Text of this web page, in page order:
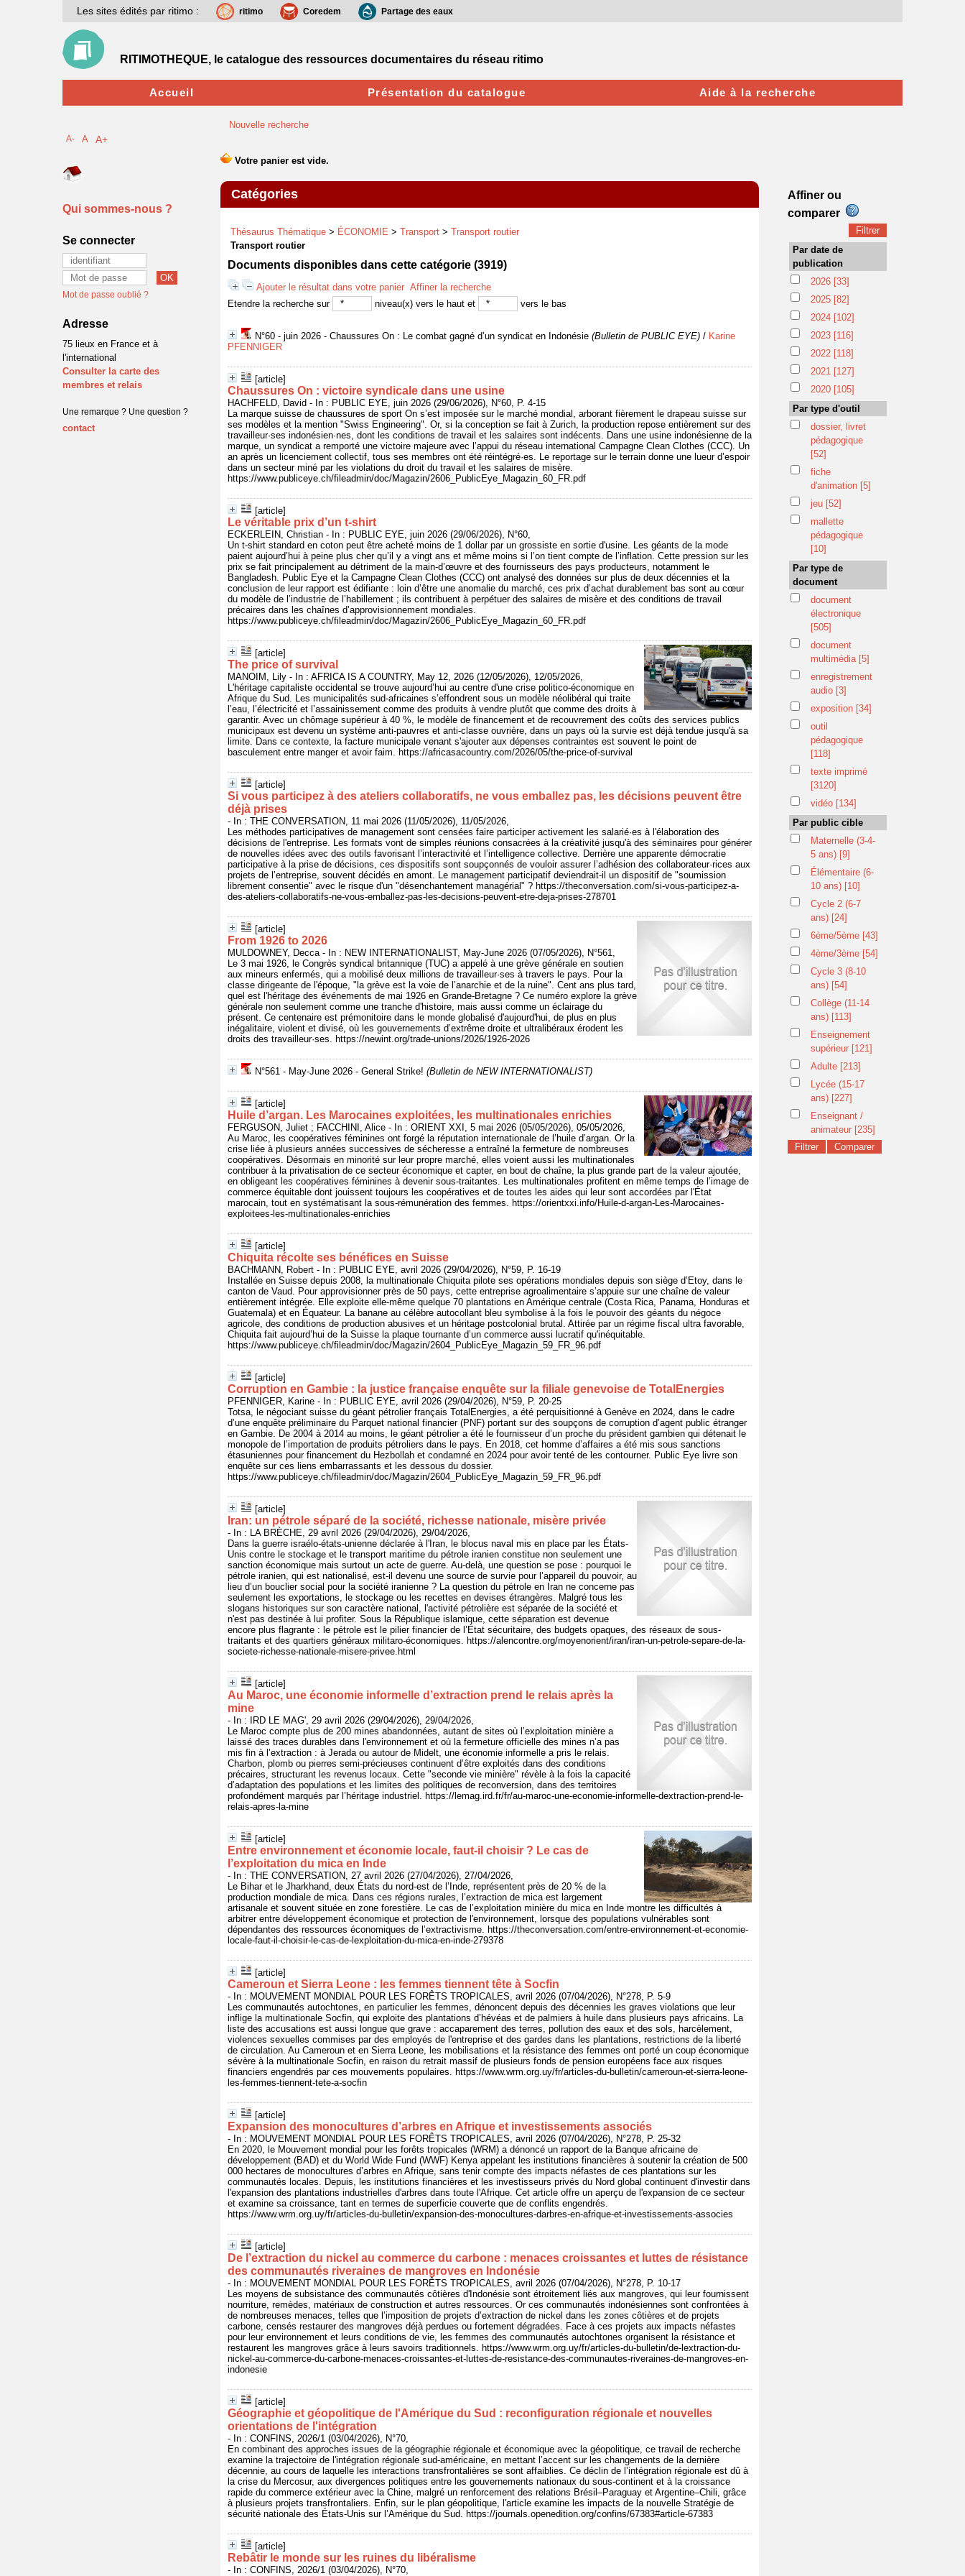
Nouvelle recherche
Catégories
Thésaurus Thématique > ÉCONOMIE > Transport > Transport routier
Transport routier
Documents disponibles dans cette catégorie (3919)
Ajouter le résultat dans votre panier Affiner la recherche
Etendre la recherche sur
niveau(x) vers le haut et vers le bas
N°60 - juin 2026 - Chaussures On : Le combat gagné d’un syndicat en Indonésie (Bulletin de PUBLIC EYE) / Karine
PFENNIGER
[article]
Chaussures On : victoire syndicale dans une usine
HACHFELD, David - In : PUBLIC EYE, juin 2026 (29/06/2026), N°60, P. 4-15
La marque suisse de chaussures de sport On s’est imposée sur le marché mondial, arborant fièrement le drapeau suisse sur
ses modèles et la mention "Swiss Engineering". Or, si la conception se fait à Zurich, la production repose entièrement sur des
travailleur·ses indonésien·nes, dont les conditions de travail et les salaires sont indécents. Dans une usine indonésienne de la
marque, un syndicat a remporté une victoire majeure avec l’appui du réseau international Campagne Clean Clothes (CCC). Un
an après un licenciement collectif, tous ses membres ont été réintégré·es. Le reportage sur le terrain donne une lueur d’espoir
dans un secteur miné par les violations du droit du travail et les salaires de misère.
https://www.publiceye.ch/fileadmin/doc/Magazin/2606_PublicEye_Magazin_60_FR.pdf
[article]
Le véritable prix d’un t-shirt
ECKERLEIN, Christian - In : PUBLIC EYE, juin 2026 (29/06/2026), N°60,
Un t-shirt standard en coton peut être acheté moins de 1 dollar par un grossiste en sortie d'usine. Les géants de la mode
paient aujourd’hui à peine plus cher qu’il y a vingt ans et même moins si l’on tient compte de l’inflation. Cette pression sur les
prix se fait principalement au détriment de la main-d’œuvre et des fournisseurs des pays producteurs, notamment le
Bangladesh. Public Eye et la Campagne Clean Clothes (CCC) ont analysé des données sur plus de deux décennies et la
conclusion de leur rapport est édifiante : loin d’être une anomalie du marché, ces prix d’achat durablement bas sont au cœur
du modèle de l’industrie de l’habillement ; ils contribuent à perpétuer des salaires de misère et des conditions de travail
précaires dans les chaînes d’approvisionnement mondiales.
https://www.publiceye.ch/fileadmin/doc/Magazin/2606_PublicEye_Magazin_60_FR.pdf
[article]
The price of survival
MANOIM, Lily - In : AFRICA IS A COUNTRY, May 12, 2026 (12/05/2026), 12/05/2026,
L'héritage capitaliste occidental se trouve aujourd’hui au centre d'une crise politico-économique en
Afrique du Sud. Les municipalités sud-africaines s’effondrent sous un modèle néolibéral qui traite
l’eau, l’électricité et l’assainissement comme des produits à vendre plutôt que comme des droits à
garantir. Avec un chômage supérieur à 40 %, le modèle de financement et de recouvrement des coûts des services publics
municipaux est devenu un système anti-pauvres et anti-classe ouvrière, dans un pays où la survie est déjà tendue jusqu'à sa
limite. Dans ce contexte, la facture municipale venant s'ajouter aux dépenses contraintes est souvent le point de
basculement entre manger et avoir faim. https://africasacountry.com/2026/05/the-price-of-survival
[article]
Si vous participez à des ateliers collaboratifs, ne vous emballez pas, les décisions peuvent être
déjà prises
- In : THE CONVERSATION, 11 mai 2026 (11/05/2026), 11/05/2026,
Les méthodes participatives de management sont censées faire participer activement les salarié·es à l'élaboration des
décisions de l'entreprise. Les formats vont de simples réunions consacrées à la créativité jusqu'à des séminaires pour générer
de nouvelles idées avec des outils favorisant l’interactivité et l’intelligence collective. Derrière une apparente démocratie
participative à la prise de décisions, ces dispositifs sont soupçonnés de vouloir assurer l’adhésion des collaborateur·rices aux
projets de l’entreprise, souvent décidés en amont. Le management participatif deviendrait-il un dispositif de "soumission
librement consentie" avec le risque d'un "désenchantement managérial" ? https://theconversation.com/si-vous-participez-a-
des-ateliers-collaboratifs-ne-vous-emballez-pas-les-decisions-peuvent-etre-deja-prises-278701
[article]
From 1926 to 2026
MULDOWNEY, Decca - In : NEW INTERNATIONALIST, May-June 2026 (07/05/2026), N°561,
Le 3 mai 1926, le Congrès syndical britannique (TUC) a appelé à une grève générale en soutien
aux mineurs enfermés, qui a mobilisé deux millions de travailleur·ses à travers le pays. Pour la
classe dirigeante de l'époque, "la grève est la voie de l’anarchie et de la ruine". Cent ans plus tard,
quel est l'héritage des événements de mai 1926 en Grande-Bretagne ? Ce numéro explore la grève
générale non seulement comme une tranche d'histoire, mais aussi comme un éclairage du
présent. Ce centenaire est prémonitoire dans le monde globalisé d'aujourd'hui, de plus en plus
inégalitaire, violent et divisé, où les gouvernements d’extrême droite et ultralibéraux érodent les
droits des travailleur·ses. https://newint.org/trade-unions/2026/1926-2026
N°561 - May-June 2026 - General Strike! (Bulletin de NEW INTERNATIONALIST)
[article]
Huile d’argan. Les Marocaines exploitées, les multinationales enrichies
FERGUSON, Juliet ; FACCHINI, Alice - In : ORIENT XXI, 5 mai 2026 (05/05/2026), 05/05/2026,
Au Maroc, les coopératives féminines ont forgé la réputation internationale de l’huile d’argan. Or la
crise liée à plusieurs années successives de sécheresse a entraîné la fermeture de nombreuses
coopératives. Désormais en minorité sur leur propre marché, elles voient aussi les multinationales
contribuer à la privatisation de ce secteur économique et capter, en bout de chaîne, la plus grande part de la valeur ajoutée,
en obligeant les coopératives féminines à devenir sous-traitantes. Les multinationales profitent en même temps de l’image de
commerce équitable dont jouissent toujours les coopératives et de toutes les aides qui leur sont accordées par l'État
marocain, tout en systématisant la sous-rémunération des femmes. https://orientxxi.info/Huile-d-argan-Les-Marocaines-
exploitees-les-multinationales-enrichies
[article]
Chiquita récolte ses bénéfices en Suisse
BACHMANN, Robert - In : PUBLIC EYE, avril 2026 (29/04/2026), N°59, P. 16-19
Installée en Suisse depuis 2008, la multinationale Chiquita pilote ses opérations mondiales depuis son siège d’Etoy, dans le
canton de Vaud. Pour approvisionner près de 50 pays, cette entreprise agroalimentaire s’appuie sur une chaîne de valeur
entièrement intégrée. Elle exploite elle-même quelque 70 plantations en Amérique centrale (Costa Rica, Panama, Honduras et
Guatemala) et en Équateur. La banane au célèbre autocollant bleu symbolise à la fois le pouvoir des géants du négoce
agricole, des conditions de production abusives et un héritage postcolonial brutal. Attirée par un régime fiscal ultra favorable,
Chiquita fait aujourd’hui de la Suisse la plaque tournante d’un commerce aussi lucratif qu'inéquitable.
https://www.publiceye.ch/fileadmin/doc/Magazin/2604_PublicEye_Magazin_59_FR_96.pdf
[article]
Corruption en Gambie : la justice française enquête sur la filiale genevoise de TotalEnergies
PFENNIGER, Karine - In : PUBLIC EYE, avril 2026 (29/04/2026), N°59, P. 20-25
Totsa, le négociant suisse du géant pétrolier français TotalEnergies, a été perquisitionné à Genève en 2024, dans le cadre
d’une enquête préliminaire du Parquet national financier (PNF) portant sur des soupçons de corruption d’agent public étranger
en Gambie. De 2004 à 2014 au moins, le géant pétrolier a été le fournisseur d’un proche du président gambien qui détenait le
monopole de l’importation de produits pétroliers dans le pays. En 2018, cet homme d’affaires a été mis sous sanctions
étasuniennes pour financement du Hezbollah et condamné en 2024 pour avoir tenté de les contourner. Public Eye livre son
enquête sur ces liens embarrassants et les dessous du dossier.
https://www.publiceye.ch/fileadmin/doc/Magazin/2604_PublicEye_Magazin_59_FR_96.pdf
[article]
Iran: un pétrole séparé de la société, richesse nationale, misère privée
- In : LA BRÈCHE, 29 avril 2026 (29/04/2026), 29/04/2026,
Dans la guerre israélo-états-unienne déclarée à l'Iran, le blocus naval mis en place par les États-
Unis contre le stockage et le transport maritime du pétrole iranien constitue non seulement une
sanction économique mais surtout un acte de guerre. Au-delà, une question se pose : pourquoi le
pétrole iranien, qui est nationalisé, est-il devenu une source de survie pour l’appareil du pouvoir, au
lieu d’un bouclier social pour la société iranienne ? La question du pétrole en Iran ne concerne pas
seulement les exportations, le stockage ou les recettes en devises étrangères. Malgré tous les
slogans historiques sur son caractère national, l'activité pétrolière est séparée de la société et
n'est pas destinée à lui profiter. Sous la République islamique, cette séparation est devenue
encore plus flagrante : le pétrole est le pilier financier de l’État sécuritaire, des budgets opaques, des réseaux de sous-
traitants et des quartiers généraux militaro-économiques. https://alencontre.org/moyenorient/iran/iran-un-petrole-separe-de-la-
societe-richesse-nationale-misere-privee.html
[article]
Au Maroc, une économie informelle d’extraction prend le relais après la
mine
- In : IRD LE MAG', 29 avril 2026 (29/04/2026), 29/04/2026,
Le Maroc compte plus de 200 mines abandonnées, autant de sites où l’exploitation minière a
laissé des traces durables dans l'environnement et où la fermeture officielle des mines n’a pas
mis fin à l’extraction : à Jerada ou autour de Midelt, une économie informelle a pris le relais.
Charbon, plomb ou pierres semi-précieuses continuent d’être exploités dans des conditions
précaires, structurant les revenus locaux. Cette "seconde vie minière" révèle à la fois la capacité
d’adaptation des populations et les limites des politiques de reconversion, dans des territoires
profondément marqués par l’héritage industriel. https://lemag.ird.fr/fr/au-maroc-une-economie-informelle-dextraction-prend-le-
relais-apres-la-mine
[article]
Entre environnement et économie locale, faut‑il choisir ? Le cas de
l’exploitation du mica en Inde
- In : THE CONVERSATION, 27 avril 2026 (27/04/2026), 27/04/2026,
Le Bihar et le Jharkhand, deux États du nord-est de l’Inde, représentent près de 20 % de la
production mondiale de mica. Dans ces régions rurales, l’extraction de mica est largement
artisanale et souvent située en zone forestière. Le cas de l’exploitation minière du mica en Inde montre les difficultés à
arbitrer entre développement économique et protection de l'environnement, lorsque des populations vulnérables sont
dépendantes des ressources économiques de l’extractivisme. https://theconversation.com/entre-environnement-et-economie-
locale-faut-il-choisir-le-cas-de-lexploitation-du-mica-en-inde-279378
[article]
Cameroun et Sierra Leone : les femmes tiennent tête à Socfin
- In : MOUVEMENT MONDIAL POUR LES FORÊTS TROPICALES, avril 2026 (07/04/2026), N°278, P. 5-9
Les communautés autochtones, en particulier les femmes, dénoncent depuis des décennies les graves violations que leur
inflige la multinationale Socfin, qui exploite des plantations d’hévéas et de palmiers à huile dans plusieurs pays africains. La
liste des accusations est aussi longue que grave : accaparement des terres, pollution des eaux et des sols, harcèlement,
violences sexuelles commises par des employés de l'entreprise et des gardes dans les plantations, restrictions de la liberté
de circulation. Au Cameroun et en Sierra Leone, les mobilisations et la résistance des femmes ont porté un coup économique
sévère à la multinationale Socfin, en raison du retrait massif de plusieurs fonds de pension européens face aux risques
financiers engendrés par ces mouvements populaires. https://www.wrm.org.uy/fr/articles-du-bulletin/cameroun-et-sierra-leone-
les-femmes-tiennent-tete-a-socfin
[article]
Expansion des monocultures d’arbres en Afrique et investissements associés
- In : MOUVEMENT MONDIAL POUR LES FORÊTS TROPICALES, avril 2026 (07/04/2026), N°278, P. 25-32
En 2020, le Mouvement mondial pour les forêts tropicales (WRM) a dénoncé un rapport de la Banque africaine de
développement (BAD) et du World Wide Fund (WWF) Kenya appelant les institutions financières à soutenir la création de 500
000 hectares de monocultures d’arbres en Afrique, sans tenir compte des impacts néfastes de ces plantations sur les
communautés locales. Depuis, les institutions financières et les investisseurs privés du Nord global continuent d'investir dans
l'expansion des plantations industrielles d'arbres dans toute l'Afrique. Cet article offre un aperçu de l'expansion de ce secteur
et examine sa croissance, tant en termes de superficie couverte que de conflits engendrés.
https://www.wrm.org.uy/fr/articles-du-bulletin/expansion-des-monocultures-darbres-en-afrique-et-investissements-associes
[article]
De l’extraction du nickel au commerce du carbone : menaces croissantes et luttes de résistance
des communautés riveraines de mangroves en Indonésie
- In : MOUVEMENT MONDIAL POUR LES FORÊTS TROPICALES, avril 2026 (07/04/2026), N°278, P. 10-17
Les moyens de subsistance des communautés côtières d'Indonésie sont étroitement liés aux mangroves, qui leur fournissent
nourriture, remèdes, matériaux de construction et autres ressources. Or ces communautés indonésiennes sont confrontées à
de nombreuses menaces, telles que l’imposition de projets d’extraction de nickel dans les zones côtières et de projets
carbone, censés restaurer des mangroves déjà perdues ou fortement dégradées. Face à ces projets aux impacts néfastes
pour leur environnement et leurs conditions de vie, les femmes des communautés autochtones organisent la résistance et
restaurent les mangroves grâce à leurs savoirs traditionnels. https://www.wrm.org.uy/fr/articles-du-bulletin/de-lextraction-du-
nickel-au-commerce-du-carbone-menaces-croissantes-et-luttes-de-resistance-des-communautes-riveraines-de-mangroves-en-
indonesie
[article]
Géographie et géopolitique de l'Amérique du Sud : reconfiguration régionale et nouvelles
orientations de l'intégration
- In : CONFINS, 2026/1 (03/04/2026), N°70,
En combinant des approches issues de la géographie régionale et économique avec la géopolitique, ce travail de recherche
examine la trajectoire de l'intégration régionale sud-américaine, en mettant l’accent sur les changements de la dernière
décennie, au cours de laquelle les interactions transfrontalières se sont affaiblies. Ce déclin de l’intégration régionale est dû à
la crise du Mercosur, aux divergences politiques entre les gouvernements nationaux du sous-continent et à la croissance
rapide du commerce extérieur avec la Chine, malgré un renforcement des relations Brésil–Paraguay et Argentine–Chili, grâce
à plusieurs projets transfrontaliers. Enfin, sur le plan géopolitique, l'article examine les impacts de la nouvelle Stratégie de
sécurité nationale des États-Unis sur l’Amérique du Sud. https://journals.openedition.org/confins/67383#article-67383
[article]
Rebâtir le monde sur les ruines du libéralisme
- In : CONFINS, 2026/1 (03/04/2026), N°70,
Les sites édités par ritimo : ritimo Coredem Partage des eaux
RITIMOTHEQUE, le catalogue des ressources documentaires du réseau ritimo
Accueil Présentation du catalogue Aide à la recherche
A- A A+
Qui sommes-nous ?
Se connecter
Mot de passe oublié ?
Adresse
75 lieux en France et à
l'international
Consulter la carte des
membres et relais
Une remarque ? Une question ?
contact
Affiner ou
comparer
Par date de
publication
2026 [33]
2025 [82]
2024 [102]
2023 [116]
2022 [118]
2021 [127]
2020 [105]
Par type d'outil
dossier, livret
pédagogique
[52]
fiche
d'animation [5]
jeu [52]
mallette
pédagogique
[10]
Par type de
document
document
électronique
[505]
document
multimédia [5]
enregistrement
audio [3]
exposition [34]
outil
pédagogique
[118]
texte imprimé
[3120]
vidéo [134]
Par public cible
Maternelle (3-4-
5 ans) [9]
Élémentaire (6-
10 ans) [10]
Cycle 2 (6-7
ans) [24]
6ème/5ème [43]
4ème/3ème [54]
Cycle 3 (8-10
ans) [54]
Collège (11-14
ans) [113]
Enseignement
supérieur [121]
Adulte [213]
Lycée (15-17
ans) [227]
Enseignant /
animateur [235]